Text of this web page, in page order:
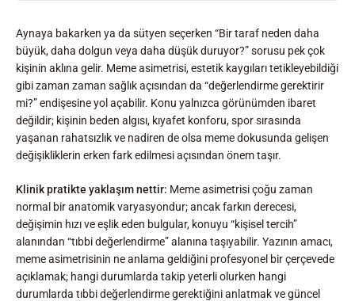
Aynaya bakarken ya da sütyen seçerken “Bir taraf neden daha
büyük, daha dolgun veya daha düşük duruyor?” sorusu pek çok
kişinin aklına gelir. Meme asimetrisi, estetik kaygıları tetikleyebildiği
gibi zaman zaman sağlık açısından da “değerlendirme gerektirir
mi?” endişesine yol açabilir. Konu yalnızca görünümden ibaret
değildir; kişinin beden algısı, kıyafet konforu, spor sırasında
yaşanan rahatsızlık ve nadiren de olsa meme dokusunda gelişen
değişikliklerin erken fark edilmesi açısından önem taşır.
Klinik pratikte yaklaşım nettir: Meme asimetrisi çoğu zaman
normal bir anatomik varyasyondur; ancak farkın derecesi,
değişimin hızı ve eşlik eden bulgular, konuyu “kişisel tercih”
alanından “tıbbi değerlendirme” alanına taşıyabilir. Yazının amacı,
meme asimetrisinin ne anlama geldiğini profesyonel bir çerçevede
açıklamak; hangi durumlarda takip yeterli olurken hangi
durumlarda tıbbi değerlendirme gerektiğini anlatmak ve güncel